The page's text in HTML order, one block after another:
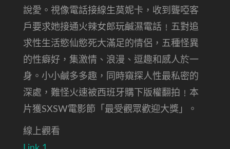
說愛。視像電話接線生莫妮卡，收到聾啞客
戶要求她接通火辣女郎玩鹹濕電話﹗五對追
求性生活慾仙慾死大滿足的情侶，五種怪異
的性癖好，集激情、浪漫、逗趣和感人於一
身。小小鹹多多趣，同時窺探人性最私密的
深處，難怪火速被西班牙購下版權翻拍﹗本
片獲SXSW電影節「最受觀眾歡迎大獎」。
線上觀看